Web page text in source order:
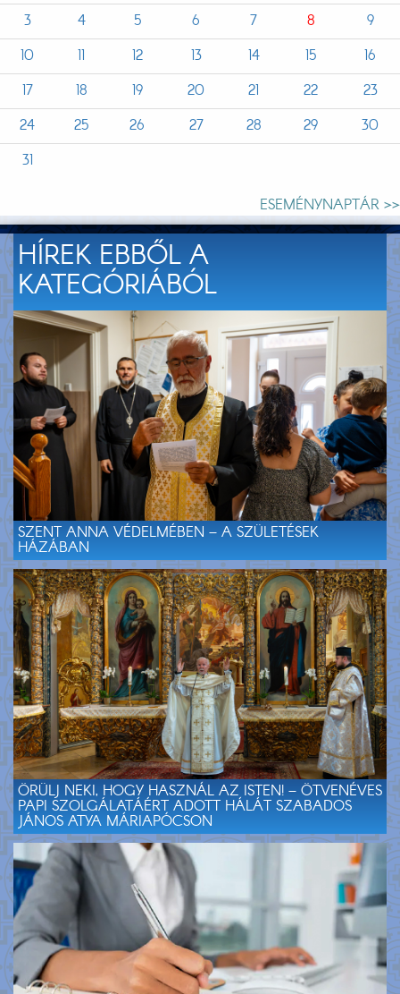
3
4 5 6 7 8
9
10
11 12 13 14 15
16
17
18 19 20 21 22
23
24
25 26 27 28 29
30
31
ESEMÉNYNAPTÁR >>
HÍREK EBBŐL A
KATEGÓRIÁBÓL
SZENT ANNA VÉDELMÉBEN – A SZÜLETÉSEK
HÁZÁBAN
ÖRÜLJ NEKI, HOGY HASZNÁL AZ ISTEN! – ÖTVENÉVES
PAPI SZOLGÁLATÁÉRT ADOTT HÁLÁT SZABADOS
JÁNOS ATYA MÁRIAPÓCSON